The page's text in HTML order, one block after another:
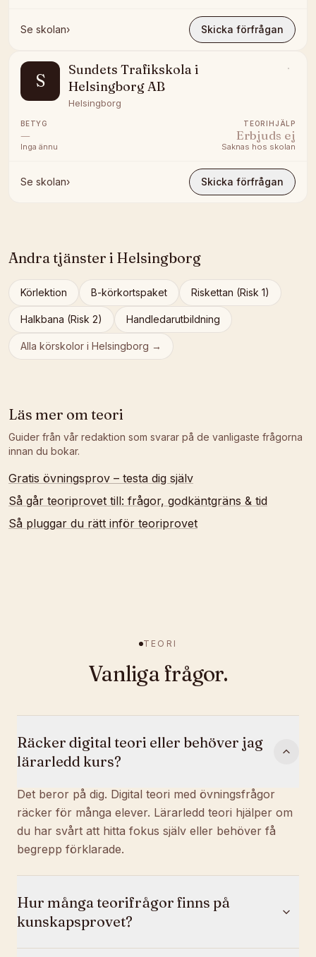
Se skolan› Skicka förfrågan
S
Sundets Trafikskola i
Helsingborg AB
Helsingborg
BETYG
—
Inga ännu
TEORIHJÄLP
Erbjuds ej
Saknas hos skolan
Se skolan› Skicka förfrågan
Andra tjänster i Helsingborg
Körlektion B-körkortspaket Riskettan (Risk 1)
Halkbana (Risk 2) Handledarutbildning
Alla körskolor i Helsingborg →
Läs mer om teori
Guider från vår redaktion som svarar på de vanligaste frågorna
innan du bokar.
Gratis övningsprov – testa dig själv
Så går teoriprovet till: frågor, godkäntgräns & tid
Så pluggar du rätt inför teoriprovet
TEORI
Vanliga frågor.
Räcker digital teori eller behöver jag
lärarledd kurs?
Det beror på dig. Digital teori med övningsfrågor
räcker för många elever. Lärarledd teori hjälper om
du har svårt att hitta fokus själv eller behöver få
begrepp förklarade.
Hur många teorifrågor finns på
kunskapsprovet?